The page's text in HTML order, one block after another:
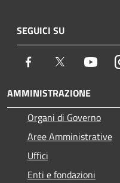
SEGUICI SU
Facebook Twitter
AMMINISTRAZIONE
Organi di Governo
Aree Amministrative
Uffici
Enti e fondazioni